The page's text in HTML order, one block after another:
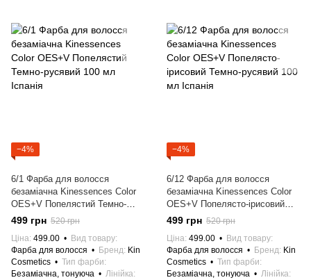
−4%
6/1 Фарба для волосся
безаміачна Kinessences Color
OES+V Попелястий Темно-
русявий 100 мл Іспанія
499 грн 520 грн
Ціна 499.00
Вид товару
Фарба для волосся
Бренд Kin
Cosmetics
Тип фарби
Безаміачна, тонуюча
Лінійка
−4%
6/12 Фарба для волосся
безаміачна Kinessences Color
OES+V Попелясто-ірисовий
Темно-русявий 100 мл Іспанія
499 грн 520 грн
Ціна 499.00
Вид товару
Фарба для волосся
Бренд Kin
Cosmetics
Тип фарби
Безаміачна, тонуюча
Лінійка